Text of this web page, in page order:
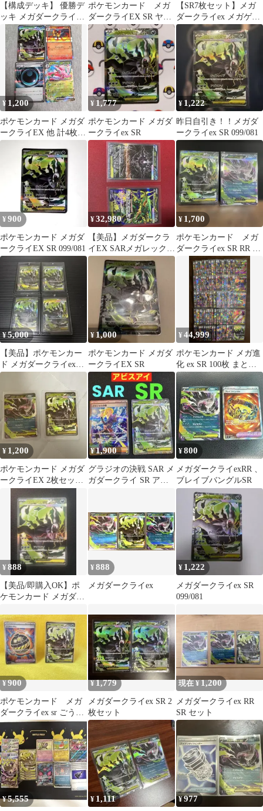
【構成デッキ】 優勝デ
ッキ メガダークライex
SR デッキ 21点
ポケモンカード メガ
ダークライEX SR ヤド
ランAR
【SR7枚セット】メガ
ダークライex メガゲッ
コウガex メガドリュウ
¥ 1,200
ポケモンカード メガダ
ークライEX 他 計4枚セ
ット
¥ 1,777
ポケモンカード メガダ
ークライex SR
¥ 1,222
昨日自引き！！メガダ
ークライex SR 099/081
¥ 900
ポケモンカード メガダ
ークライEX SR 099/081
¥32,980
【美品】メガダークラ
イEX SARメガレックウ
ザEX sr2枚セット
¥ 1,700
ポケモンカード メガ
ダークライex SR RR セ
¥5,000
【美品】ポケモンカー
ド メガダークライex
SR 4枚セット
¥ 1,000
ポケモンカード メガダ
ークライEX SR
¥44,999
ポケモンカード メガ進
化 ex SR 100枚 まとめ
売り 【メガダークライ
等】
¥ 1,200
ポケモンカード メガダ
ークライEX 2枚セット
¥1,900
グラジオの決戦 SAR メ
ガダークライ SR アビ
¥800
メガダークライexRR 、
ブレイブバングルSR
¥888
【美品/即購入OK】ポ
ケモンカード メガダー
¥888
メガダークライex
¥ 1,222
メガダークライex SR
099/081
¥900
ポケモンカード メガ
ダークライex sr ごうか
いボム
¥1,779
メガダークライex SR 2
枚セット
現在 ¥1,200
メガダークライex RR
SR セット
¥5,555 ¥ 1,111 ¥977